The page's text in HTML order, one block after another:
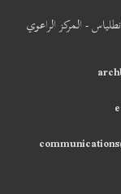
من ساحة أنطلياس - المركز الراعوي